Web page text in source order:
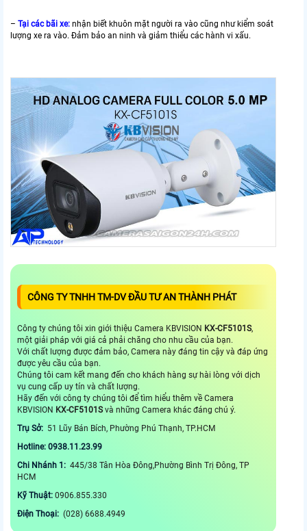
– Tại các bãi xe: nhận biết khuôn mặt người ra vào cũng như kiểm soát
lượng xe ra vào. Đảm bảo an ninh và giảm thiểu các hành vi xấu.
CÔNG TY TNHH TM-DV ĐẦU TƯ AN THÀNH PHÁT
Công ty chúng tôi xin giới thiệu Camera KBVISION KX-CF5101S,
một giải pháp với giá cả phải chăng cho nhu cầu của bạn.
Với chất lượng được đảm bảo, Camera này đáng tin cậy và đáp ứng
được yêu cầu của bạn.
Chúng tôi cam kết mang đến cho khách hàng sự hài lòng với dịch
vụ cung cấp uy tín và chất lượng.
Hãy đến với công ty chúng tôi để tìm hiểu thêm về Camera
KBVISION KX-CF5101Svà những Camera khác đáng chú ý.
Trụ Sở: 51 Lũy Bán Bích, Phường Phú Thạnh, TP.HCM
Hotline: 0938.11.23.99
Chi Nhánh 1: 445/38 Tân Hòa Đông,Phường Bình Trị Đông, TP
HCM
Kỹ Thuật: 0906.855.330
Điện Thoại: (028) 6688.4949